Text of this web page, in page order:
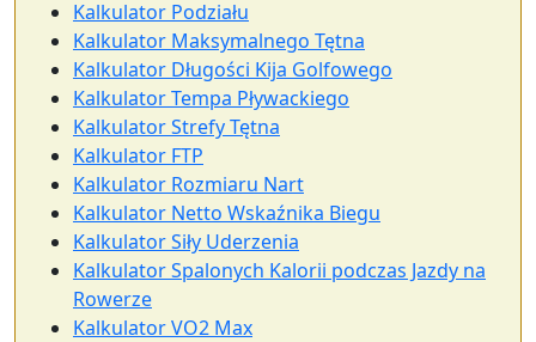
Kalkulator Podziału
Kalkulator Maksymalnego Tętna
Kalkulator Długości Kija Golfowego
Kalkulator Tempa Pływackiego
Kalkulator Strefy Tętna
Kalkulator FTP
Kalkulator Rozmiaru Nart
Kalkulator Netto Wskaźnika Biegu
Kalkulator Siły Uderzenia
Kalkulator Spalonych Kalorii podczas Jazdy na
Rowerze
Kalkulator VO2 Max